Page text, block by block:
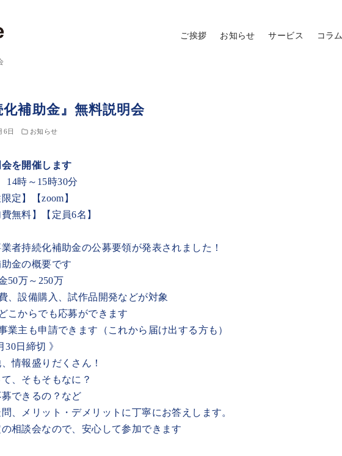
ご挨拶 お知らせ サービス コラム
化補助金』無料説明会
6日 お知らせ
を開催します
時～15時30分
定】【zoom】
無料】【定員6名】
者持続化補助金の公募要領が発表されました！
金の概要です
50万～250万
設備購入、試作品開発などが対象
からでも応募ができます
主も申請できます（これから届け出する方も）
日締切 》
情報盛りだくさん！
、そもそもなに？
できるの？など
、メリット・デメリットに丁寧にお答えします。
相談会なので、安心して参加できます